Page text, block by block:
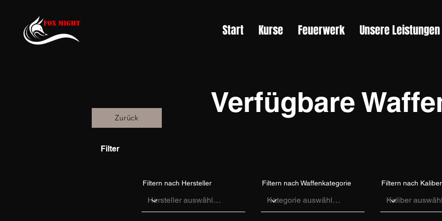
Start Kurse Feuerwerk Unsere Leistungen
Verfügbare
Zurück
Filter
Filtern nach Hersteller Filtern nach Waffenkategorie Filtern nach Kaliber